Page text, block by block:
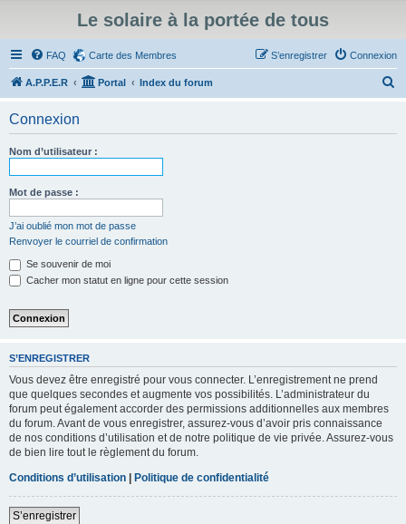
Le solaire à la portée de tous
FAQ Carte des Membres Connexion
S’enregistrer
A.P.P.E.R Portal Index du forum
Connexion
Nom d’utilisateur :
Mot de passe :
J’ai oublié mon mot de passe
Renvoyer le courriel de confirmation
Se souvenir de moi
Cacher mon statut en ligne pour cette session
S’ENREGISTRER
Vous devez être enregistré pour vous connecter. L’enregistrement ne prend
que quelques secondes et augmente vos possibilités. L’administrateur du
forum peut également accorder des permissions additionnelles aux membres
du forum. Avant de vous enregistrer, assurez-vous d’avoir pris connaissance
de nos conditions d’utilisation et de notre politique de vie privée. Assurez-vous
de bien lire tout le règlement du forum.
Conditions d’utilisation | Politique de confidentialité
S’enregistrer